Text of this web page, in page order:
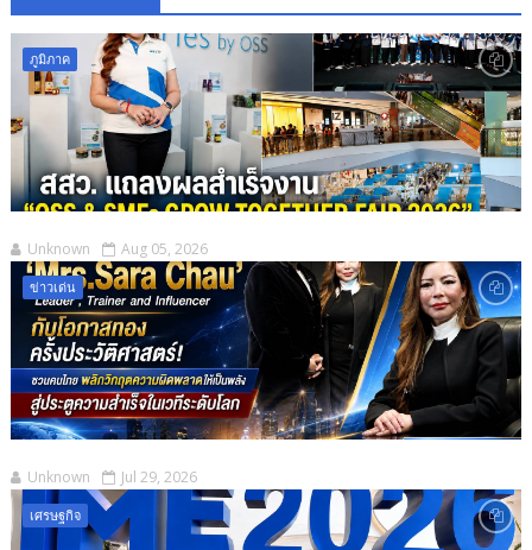
ภูมิภาค
Unknown Aug 05, 2026
ข่าวเด่น
Unknown Jul 29, 2026
เศรษฐกิจ